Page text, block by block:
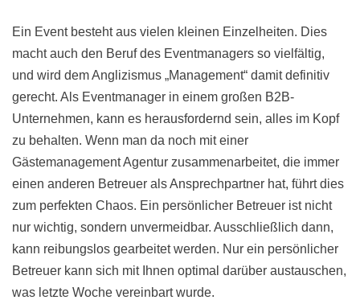
Ein Event besteht aus vielen kleinen Einzelheiten. Dies
macht auch den Beruf des Eventmanagers so vielfältig,
und wird dem Anglizismus „Management“ damit definitiv
gerecht. Als Eventmanager in einem großen B2B-
Unternehmen, kann es herausfordernd sein, alles im Kopf
zu behalten. Wenn man da noch mit einer
Gästemanagement Agentur zusammenarbeitet, die immer
einen anderen Betreuer als Ansprechpartner hat, führt dies
zum perfekten Chaos. Ein persönlicher Betreuer ist nicht
nur wichtig, sondern unvermeidbar. Ausschließlich dann,
kann reibungslos gearbeitet werden. Nur ein persönlicher
Betreuer kann sich mit Ihnen optimal darüber austauschen,
was letzte Woche vereinbart wurde.